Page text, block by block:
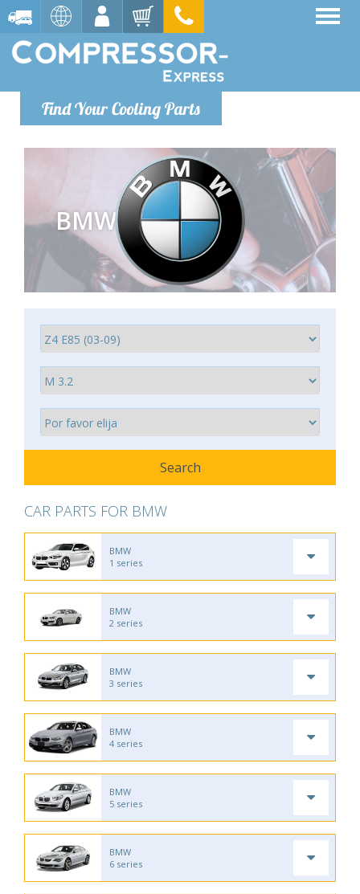
Find Your Cooling Parts
BMW
CAR PARTS FOR BMW
BMW
1 series
BMW
2 series
BMW
3 series
BMW
4 series
BMW
5 series
BMW
6 series